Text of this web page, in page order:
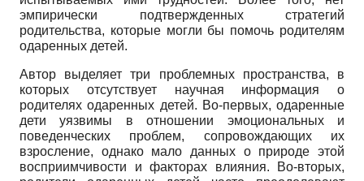
эмпирически подтвержденных стратегий
родительства, которые могли бы помочь родителям
одаренных детей.
Автор выделяет три проблемных пространства, в
которых отсутствует научная информация о
родителях одаренных детей. Во-первых, одаренные
дети уязвимы в отношении эмоциональных и
поведенческих проблем, сопровождающих их
взросление, однако мало данных о природе этой
восприимчивости и факторах влияния. Во-вторых,